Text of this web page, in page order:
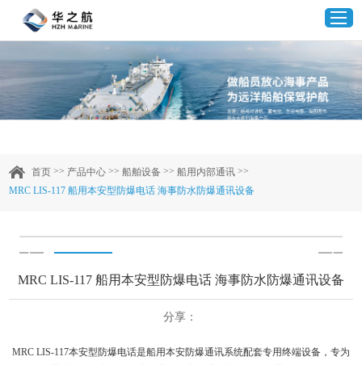
首页
企业实力
客户案例
新闻资讯
首页 >> 产品中心 >>船舶设备 >>船用内部通讯 >>
MRC LIS-117 船用本安型防爆电话 海事防水防爆通讯设备
MRC LIS-117 船用本安型防爆电话 海事防水防爆通讯设备
分享：
MRC LIS-117本安型防爆电话是船用本安防爆通讯系统配套专用终端设备，专为